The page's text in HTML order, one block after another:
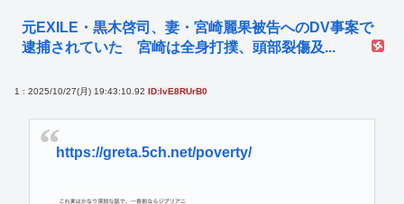
元EXILE・黒木啓司、妻・宮崎麗果被告へのDV事案で
逮捕されていた 宮崎は全身打撲、頭部裂傷及...
1 : 2025/10/27(月) 19:43:10.92 ID:lvE8RUrB0
https://greta.5ch.net/poverty/